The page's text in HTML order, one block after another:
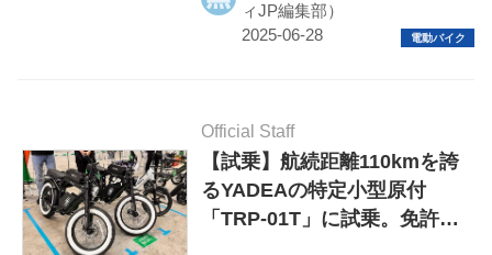
電動キックボード
ライフスタイル
テクノロジー
ィJP編集部）
Official Staff
【試乗】航続距離110kmを誇
るYADEAの特定小型原付
「TRP-01T」に試乗。免許不